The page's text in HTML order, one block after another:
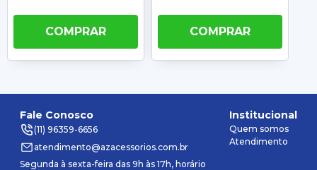
COMPRAR COMPRAR
Fale Conosco
(11) 96359-6656
atendimento@azacessorios.com.br
Segunda à sexta-feira das 9h às 17h, horário
Institucional
Quem somos
Atendimento